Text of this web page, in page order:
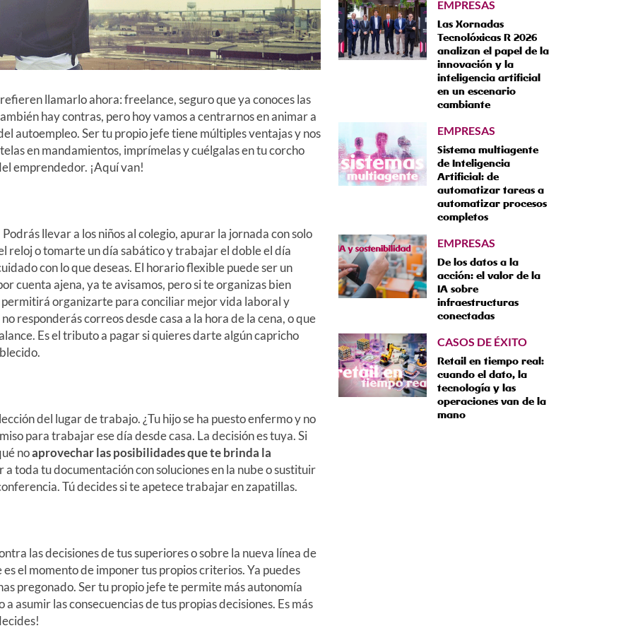
llamarlo ahora: freelance, seguro que ya conoces las
hay contras, pero hoy vamos a centrarnos en animar a
autoempleo. Ser tu propio jefe tiene múltiples ventajas y nos
en mandamientos, imprímelas y cuélgalas en tu corcho
emprendedor. ¡Aquí van!
llevar a los niños al colegio, apurar la jornada con solo
reloj o tomarte un día sabático y trabajar el doble el día
con lo que deseas. El horario flexible puede ser un
cuenta ajena, ya te avisamos, pero si te organizas bien
organizarte para conciliar mejor vida laboral y
responderás correos desde casa a la hora de la cena, o que
Es el tributo a pagar si quieres darte algún capricho
del lugar de trabajo. ¿Tu hijo se ha puesto enfermo y no
para trabajar ese día desde casa. La decisión es tuya. Si
noaprovechar las posibilidades que te brinda la
toda tu documentación con soluciones en la nube o sustituir
Tú decides si te apetece trabajar en zapatillas.
las decisiones de tus superiores o sobre la nueva línea de
el momento de imponer tus propios criterios. Ya puedes
pregonado. Ser tu propio jefe te permite más autonomía
asumir las consecuencias de tus propias decisiones. Es más
EMPRESAS
Las Xornadas
Tecnolóxicas R 2026
analizan el papel de la
innovación y la
inteligencia artificial
en un escenario
cambiante
EMPRESAS
Sistema multiagente
de Inteligencia
Artificial: de
automatizar tareas a
automatizar procesos
completos
EMPRESAS
De los datos a la
acción: el valor de la
IA sobre
infraestructuras
conectadas
CASOS DE ÉXITO
Retail en tiempo real:
cuando el dato, la
tecnología y las
operaciones van de la
mano